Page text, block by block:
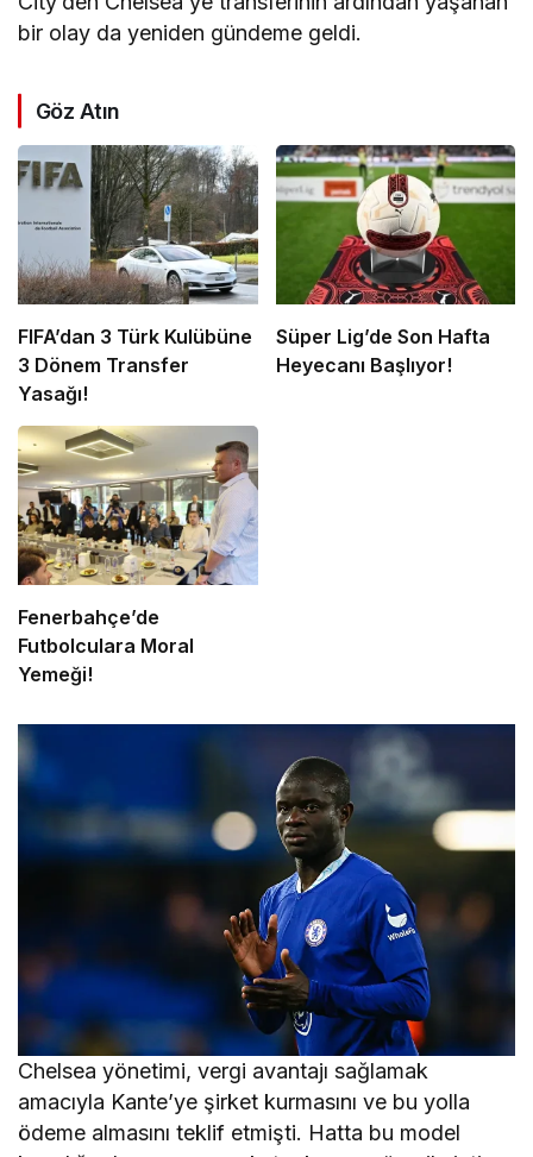
bir olay da yeniden gündeme geldi.
Göz Atın
FIFA’dan 3 Türk Kulübüne
3 Dönem Transfer
Yasağı!
Süper Lig’de Son Hafta
Heyecanı Başlıyor!
Fenerbahçe’de
Futbolculara Moral
Yemeği!
Chelsea yönetimi, vergi avantajı sağlamak
amacıyla Kante’ye şirket kurmasını ve bu yolla
ödeme almasını teklif etmişti. Hatta bu model